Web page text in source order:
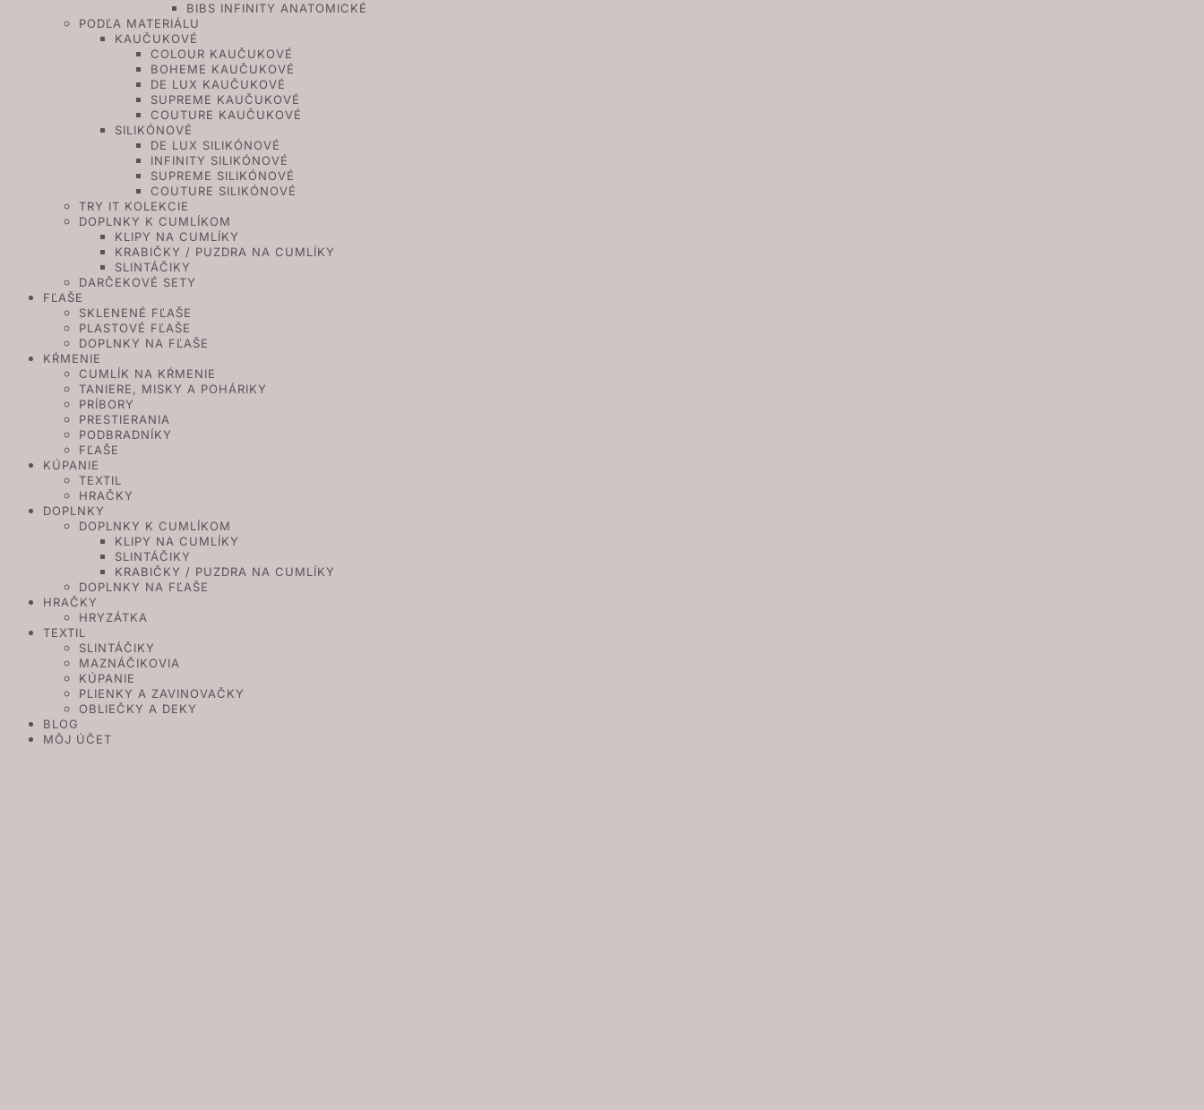
BIBS INFINITY ANATOMICKÉ
PODĽA MATERIÁLU
KAUČUKOVÉ
COLOUR KAUČUKOVÉ
BOHEME KAUČUKOVÉ
DE LUX KAUČUKOVÉ
SUPREME KAUČUKOVÉ
COUTURE KAUČUKOVÉ
SILIKÓNOVÉ
DE LUX SILIKÓNOVÉ
INFINITY SILIKÓNOVÉ
SUPREME SILIKÓNOVÉ
COUTURE SILIKÓNOVÉ
TRY IT KOLEKCIE
DOPLNKY K CUMLÍKOM
KLIPY NA CUMLÍKY
KRABIČKY / PUZDRA NA CUMLÍKY
SLINTÁČIKY
DARČEKOVÉ SETY
FĽAŠE
SKLENENÉ FĽAŠE
PLASTOVÉ FĽAŠE
DOPLNKY NA FĽAŠE
KŔMENIE
CUMLÍK NA KŔMENIE
TANIERE, MISKY A POHÁRIKY
PRÍBORY
PRESTIERANIA
PODBRADNÍKY
FĽAŠE
KÚPANIE
TEXTIL
HRAČKY
DOPLNKY
DOPLNKY K CUMLÍKOM
KLIPY NA CUMLÍKY
SLINTÁČIKY
KRABIČKY / PUZDRA NA CUMLÍKY
DOPLNKY NA FĽAŠE
HRAČKY
HRYZÁTKA
TEXTIL
SLINTÁČIKY
MAZNÁČIKOVIA
KÚPANIE
PLIENKY A ZAVINOVAČKY
OBLIEČKY A DEKY
BLOG
MÔJ ÚČET